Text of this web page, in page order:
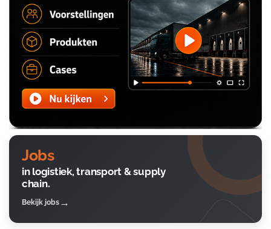
Jobs
in logistiek, transport & supply
chain.
Bekijk jobs